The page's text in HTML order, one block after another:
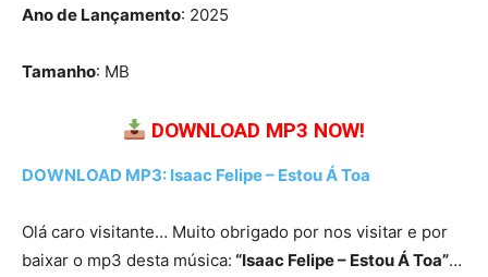
Ano de Lançamento: 2025
Tamanho: MB
DOWNLOAD MP3 NOW!
DOWNLOAD MP3: Isaac Felipe – Estou Á Toa
Olá caro visitante… Muito obrigado por nos visitar e por
baixar o mp3 desta música: “Isaac Felipe – Estou Á Toa”…